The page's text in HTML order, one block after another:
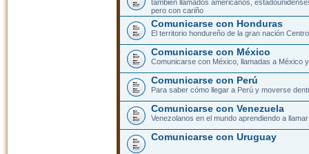
también llamados americanos,
pero con cariño
Comunicarse con Honduras
El territorio hondureño de la gran nación
Comunicarse con México
Comunicarse con México, llamadas a México
Comunicarse con Perú
Para saber cómo llegar a Perú y moverse
Comunicarse con Venezuela
Venezolanos en el mundo aprendiendo a
Comunicarse con Uruguay